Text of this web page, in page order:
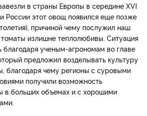
в страны Европы в середине XVI
России этот овощ появился еще позже
причиной чему послужил наш
излишне теплолюбивы. Ситуация
благодаря ученым-агрономам во главе
предложил возделывать культуру
благодаря чему регионы с суровыми
получили возможность
в больших объемах и с хорошими